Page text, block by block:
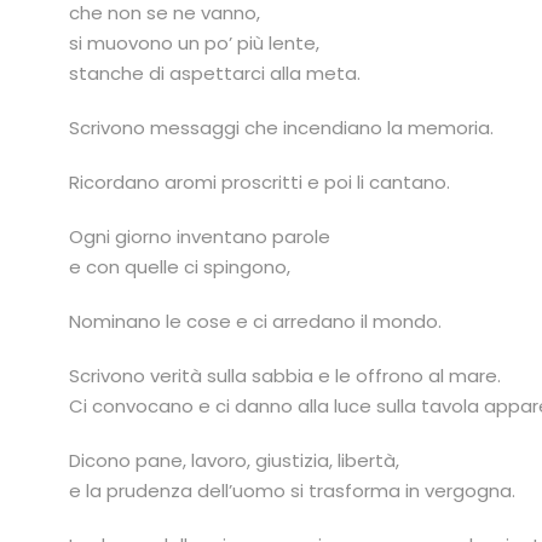
che non se ne vanno,
si muovono un po’ più lente,
stanche di aspettarci alla meta.
Scrivono messaggi che incendiano la memoria.
Ricordano aromi proscritti e poi li cantano.
Ogni giorno inventano parole
e con quelle ci spingono,
Nominano le cose e ci arredano il mondo.
Scrivono verità sulla sabbia e le offrono al mare.
Ci convocano e ci danno alla luce sulla tavola
Dicono pane, lavoro, giustizia, libertà,
e la prudenza dell’uomo si trasforma in vergogna.